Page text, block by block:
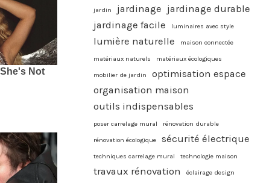
jardin jardinage jardinage durable
jardinage facile
luminaires avec style
lumière naturelle maison connectée
matériaux naturels matériaux écologiques
mobilier de jardin
optimisation espace
organisation maison
outils indispensables
poser carrelage mural rénovation durable
rénovation écologique sécurité électrique
techniques carrelage mural technologie maison
travaux rénovation éclairage design